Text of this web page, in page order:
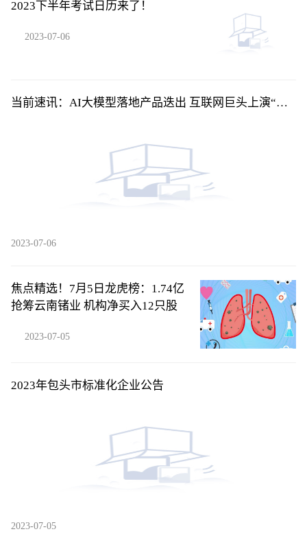
2023下半年考试日历来了！
2023-07-06
当前速讯：AI大模型落地产品迭出 互联网巨头上演“速
2023-07-06
焦点精选！7月5日龙虎榜：1.74亿
抢筹云南锗业 机构净买入12只股
2023-07-05
2023年包头市标准化企业公告
2023-07-05